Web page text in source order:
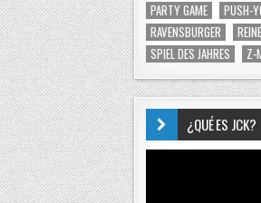
PARTY GAME
PUSH-
RAVENSBURGER
SPIEL DES JAHRES
Z-
¿QUÉ ES JCK?